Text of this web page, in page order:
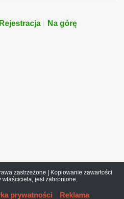
Rejestracja Na górę
zastrzeżone | Kopiowanie zawartości
jest zabronione.
prywatności Reklama